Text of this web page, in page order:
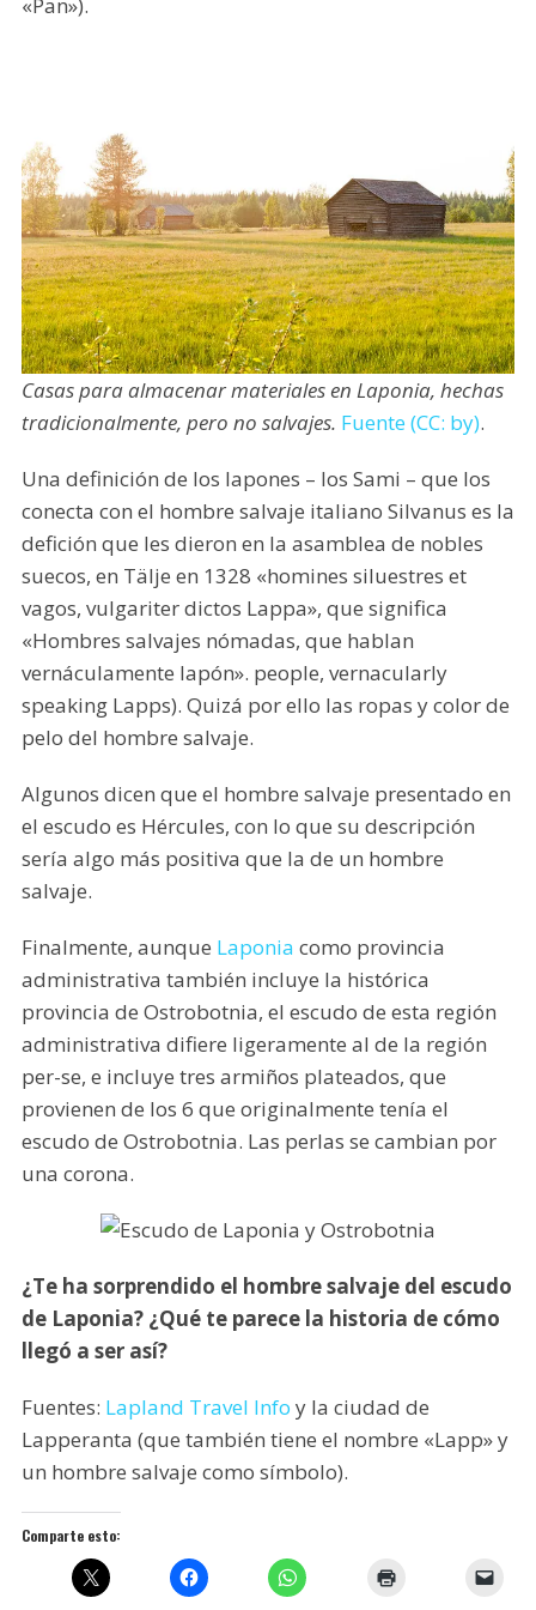
Casas para almacenar materiales en Laponia, hechas
tradicionalmente, pero no salvajes. Fuente (CC: by).
Una definición de los lapones – los Sami – que los
conecta con el hombre salvaje italiano Silvanus es la
defición que les dieron en la asamblea de nobles
suecos, en Tälje en 1328 «homines siluestres et
vagos, vulgariter dictos Lappa», que significa
«Hombres salvajes nómadas, que hablan
vernáculamente lapón». people, vernacularly
speaking Lapps). Quizá por ello las ropas y color de
pelo del hombre salvaje.
Algunos dicen que el hombre salvaje presentado en
el escudo es Hércules, con lo que su descripción
sería algo más positiva que la de un hombre
salvaje.
Finalmente, aunque Laponia como provincia
administrativa también incluye la histórica
provincia de Ostrobotnia, el escudo de esta región
administrativa difiere ligeramente al de la región
per-se, e incluye tres armiños plateados, que
provienen de los 6 que originalmente tenía el
escudo de Ostrobotnia. Las perlas se cambian por
una corona.
¿Te ha sorprendido el hombre salvaje del escudo
de Laponia? ¿Qué te parece la historia de cómo
llegó a ser así?
Fuentes: Lapland Travel Info y la ciudad de
Lapperanta (que también tiene el nombre «Lapp» y
un hombre salvaje como símbolo).
Comparte esto: